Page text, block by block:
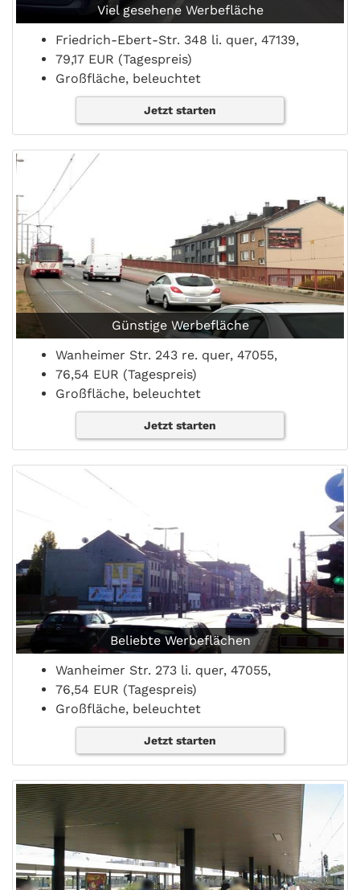
Viel gesehene Werbefläche
Friedrich-Ebert-Str. 348 li. quer, 47139,
79,17 EUR (Tagespreis)
Großfläche, beleuchtet
Jetzt starten
Günstige Werbefläche
Wanheimer Str. 243 re. quer, 47055,
76,54 EUR (Tagespreis)
Großfläche, beleuchtet
Jetzt starten
Beliebte Werbeflächen
Wanheimer Str. 273 li. quer, 47055,
76,54 EUR (Tagespreis)
Großfläche, beleuchtet
Jetzt starten